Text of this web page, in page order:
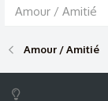
Amour / Amitié
Amour / Amitié